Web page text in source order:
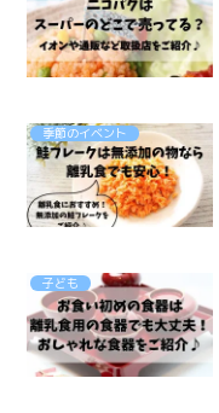
季節のイベント
子ども